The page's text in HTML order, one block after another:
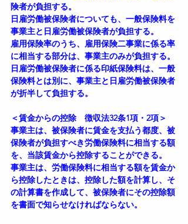
険者が負担する。
日雇労働被保険者についても、一般保険料を
事業主と日雇労働被保険者が負担する。
雇用保険率のうち、雇用保険二事業に係る率
に相当する部分は、事業主のみが負担する。
日雇労働被保険者に係る印紙保険料は、一般
保険料とは別に、事業主と日雇労働被保険者
が折半して負担する。
＜賃金からの控除　徴収法32条1項・2項＞
事業主は、被保険者に賃金を支払う都度、被
保険者が負担すべき労働保険料に相当する額
を、当該賃金から控除することができる。
事業主は、労働保険料に相当する額を賃金か
ら控除したときは、控除した額を計算し、そ
の計算書を作成して、被保険者にその控除額
を書面で知らせなければならない。